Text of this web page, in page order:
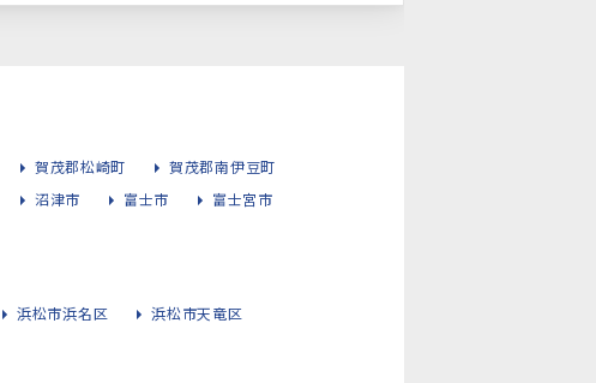
賀茂郡松崎町
賀茂郡南伊豆町
沼津市 富士市
富士宮市
浜松市浜名区 浜松市天竜区